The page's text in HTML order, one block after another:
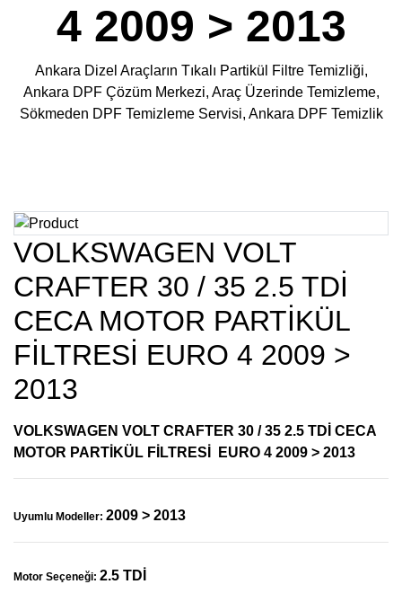
4 2009 > 2013
Ankara Dizel Araçların Tıkalı Partikül Filtre Temizliği,
Ankara DPF Çözüm Merkezi, Araç Üzerinde Temizleme,
Sökmeden DPF Temizleme Servisi, Ankara DPF Temizlik
VOLKSWAGEN VOLT
CRAFTER 30 / 35 2.5 TDİ
CECA MOTOR PARTİKÜL
FİLTRESİ EURO 4 2009 >
2013
VOLKSWAGEN VOLT CRAFTER 30 / 35 2.5 TDİ CECA
MOTOR PARTİKÜL FİLTRESİ EURO 4 2009 > 2013
Uyumlu Modeller: 2009 > 2013
Motor Seçeneği: 2.5 TDİ